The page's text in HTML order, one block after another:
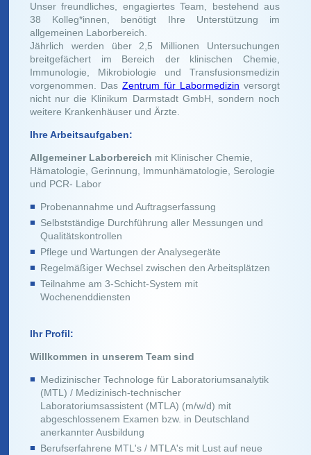
Unser freundliches, engagiertes Team, bestehend aus
38 Kolleg*innen, benötigt Ihre Unterstützung im
allgemeinen Laborbereich.
Jährlich werden über 2,5 Millionen Untersuchungen
breitgefächert im Bereich der klinischen Chemie,
Immunologie, Mikrobiologie und Transfusionsmedizin
vorgenommen. Das Zentrum für Labormedizin versorgt
nicht nur die Klinikum Darmstadt GmbH, sondern noch
weitere Krankenhäuser und Ärzte.
Ihre Arbeitsaufgaben:
Allgemeiner Laborbereich mit Klinischer Chemie,
Hämatologie, Gerinnung, Immunhämatologie, Serologie
und PCR- Labor
Probenannahme und Auftragserfassung
Selbstständige Durchführung aller Messungen und
Qualitätskontrollen
Pflege und Wartungen der Analysegeräte
Regelmäßiger Wechsel zwischen den Arbeitsplätzen
Teilnahme am 3-Schicht-System mit
Wochenenddiensten
Ihr Profil:
Willkommen in unserem Team sind
Medizinischer Technologe für Laboratoriumsanalytik
(MTL) / Medizinisch-technischer
Laboratoriumsassistent (MTLA) (m/w/d) mit
abgeschlossenem Examen bzw. in Deutschland
anerkannter Ausbildung
Berufserfahrene MTL's / MTLA's mit Lust auf neue